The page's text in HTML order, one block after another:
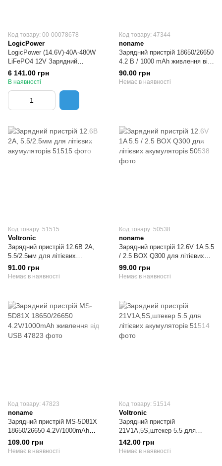
Код товару: 00-00078678
LogicPower
LogicPower (14.6V)-40A-480W
LiFePO4 12V Зарядний
пристрій для акумуляторів
6 141.00 грн
В наявності
Код товару: 47344
noname
Зарядний пристрій 18650/26650
4.2 В / 1000 mAh живлення від
USB
90.00 грн
Немає в наявності
Код товару: 51515
Voltronic
Зарядний пристрій 12.6В 2А,
5.5/2.5мм для літієвих
акумуляторів
91.00 грн
Немає в наявності
Код товару: 50538
noname
Зарядний пристрій 12.6V 1A 5.5
/ 2.5 BOX Q300 для літієвих
акумуляторів
99.00 грн
Немає в наявності
Код товару: 47823
noname
Зарядний пристрій MS-5D81X
18650/26650 4.2V/1000mAh
живлення від USB
109.00 грн
Немає в наявності
Код товару: 51514
Voltronic
Зарядний пристрій
21V1A,5S,штекер 5.5 для
літієвих акумуляторів
142.00 грн
Немає в наявності